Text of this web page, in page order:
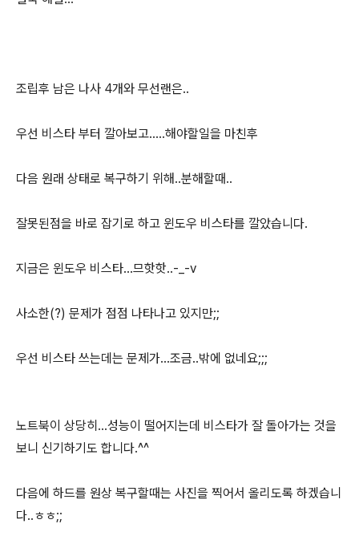
조립후 남은 나사 4개와 무선랜은..
우선 비스타 부터 깔아보고.....해야할일을 마친후
다음 원래 상태로 복구하기 위해..분해할때..
잘못된점을 바로 잡기로 하고 윈도우 비스타를 깔았습니다.
지금은 윈도우 비스타...므핫핫..-_-v
사소한(?) 문제가 점점 나타나고 있지만;;
우선 비스타 쓰는데는 문제가...조금..밖에 없네요;;;
노트북이 상당히...성능이 떨어지는데 비스타가 잘 돌아가는 것을
보니 신기하기도 합니다.^^
다음에 하드를 원상 복구할때는 사진을 찍어서 올리도록 하겠습니
다..ㅎㅎ;;